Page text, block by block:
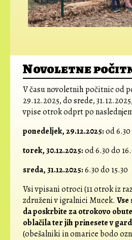
Novoletne
V času novoletnih počitnic od
29.12.2025, do srede,
vpise otrok odprt po
ponedeljek, 29.12.2025:od
torek, 30.12.2025:od 6.30 do
sreda, 31.12.2025:6.30 do 15.30
Vsi vpisani otroci (11 otrok iz
združeni v igralnici Mucek.
da poskrbite za otrokovo
oblačila ter jih prinesete v
(obešalniki in omarice bodo